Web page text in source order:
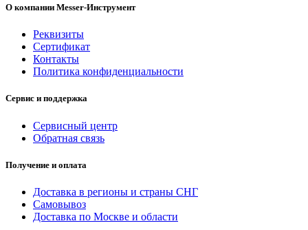
О компании Messer-Инструмент
Реквизиты
Сертификат
Контакты
Политика конфиденциальности
Сервис и поддержка
Сервисный центр
Обратная связь
Получение и оплата
Доставка в регионы и страны СНГ
Самовывоз
Доставка по Москве и области